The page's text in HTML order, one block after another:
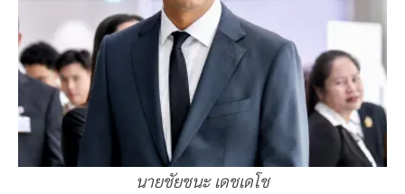
นายชัยชนะ เดชเดโช